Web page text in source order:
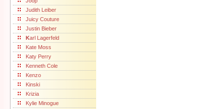
Judith Leiber
Juicy Couture
Justin Bieber
Karl Lagerfeld
Kate Moss
Katy Perry
Kenneth Cole
Kenzo
Kinski
Krizia
Kylie Minogue